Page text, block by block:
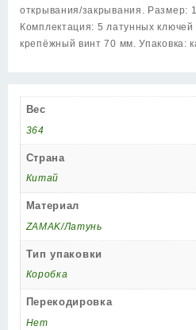
открывания/закрывания. Размер:
Комплектация: 5 латунных ключей
крепёжный винт 70 мм. Упаковка:
Вес
364
Страна
Китай
Материал
ZAMAK/Латунь
Тип упаковки
Коробка
Перекодировка
Нет